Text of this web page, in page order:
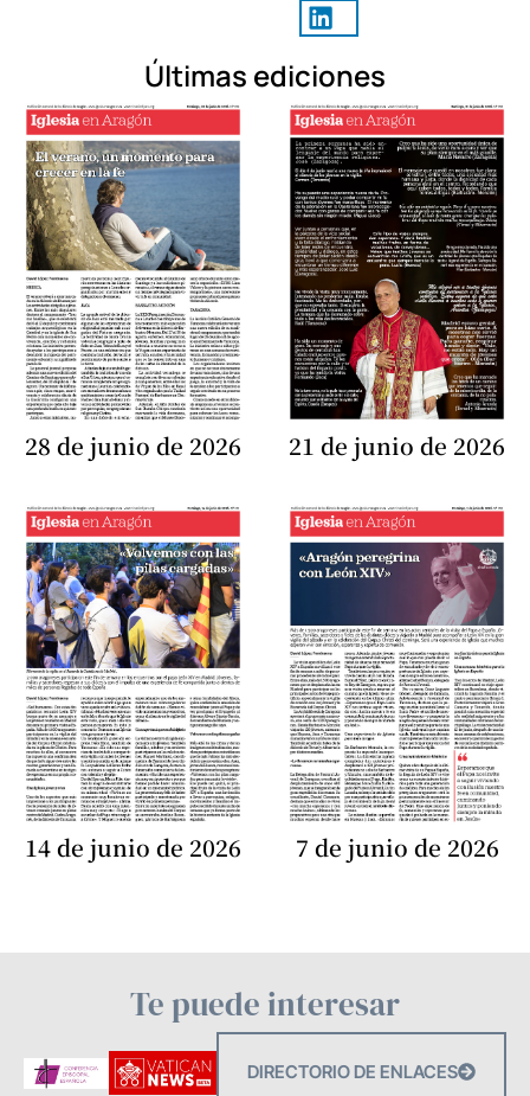
Últimas ediciones
28 de junio de 2026 21 de junio de 2026
14 de junio de 2026 7 de junio de 2026
Te puede interesar
DIRECTORIO DE ENLACES